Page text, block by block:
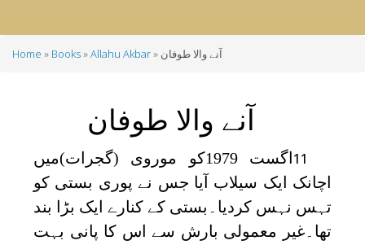
Home Books Allahu Akbar آنے والا طوفان
آنے والا طوفان
11
اگست 1979کو موروی (گجرات)میں
اچانک ایک سیلاب آیا جس نے پوری بستی کو
تہس نہس کردیا۔بستی کے کنارے ایک بڑا بند
تھا۔غیر معمولی بارش سے اس کا پانی بہت